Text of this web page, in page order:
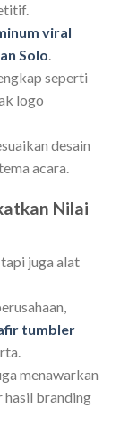
viral
Solo.
seperti
logo
desain
acara.
Nilai
juga alat
tumbler
menawarkan
hasil branding